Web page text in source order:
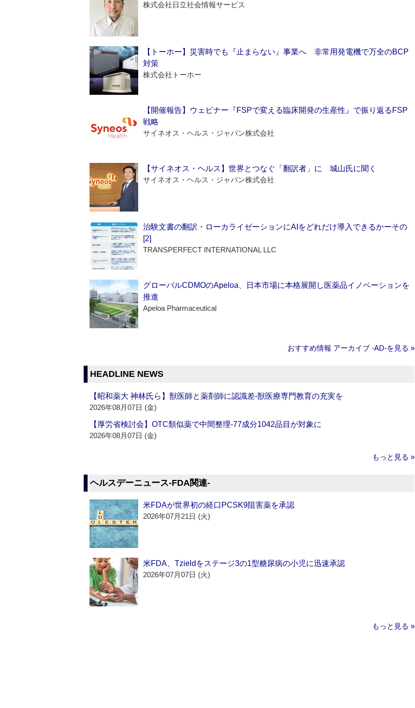
株式会社日立社会情報サービス
【トーホー】災害時でも『止まらない』事業へ 非常用発電機で万全のBCP
対策
株式会社トーホー
【開催報告】ウェビナー『FSPで変える臨床開発の生産性』で振り返るFSP
戦略
サイネオス・ヘルス・ジャパン株式会社
【サイネオス・ヘルス】世界とつなぐ「翻訳者」に 城山氏に聞く
サイネオス・ヘルス・ジャパン株式会社
治験文書の翻訳・ローカライゼーションにAIをどれだけ導入できるかーその
[2]
TRANSPERFECT INTERNATIONAL LLC
グローバルCDMOのApeloa、日本市場に本格展開し医薬品イノベーションを
推進
Apeloa Pharmaceutical
おすすめ情報 アーカイブ ‐AD‐を見る »
HEADLINE NEWS
【昭和薬大 神林氏ら】獣医師と薬剤師に認識差‐獣医療専門教育の充実を
2026年08月07日 (金)
【厚労省検討会】OTC類似薬で中間整理‐77成分1042品目が対象に
2026年08月07日 (金)
もっと見る »
ヘルスデーニュース‐FDA関連‐
米FDAが世界初の経口PCSK9阻害薬を承認
2026年07月21日 (火)
米FDA、Tzieldをステージ3の1型糖尿病の小児に迅速承認
2026年07月07日 (火)
もっと見る »